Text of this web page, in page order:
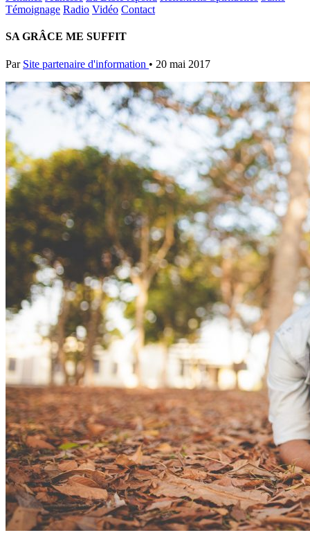
Témoignage Radio Vidéo Contact
SA GRÂCE ME SUFFIT
Par Site partenaire d'information • 20 mai 2017